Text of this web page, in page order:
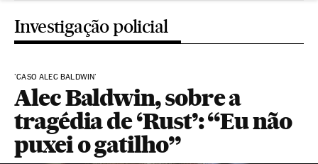
Investigação policial
'CASO ALEC BALDWIN'
Alec Baldwin, sobre a
tragédia de ‘Rust’: “Eu não
puxei o gatilho”